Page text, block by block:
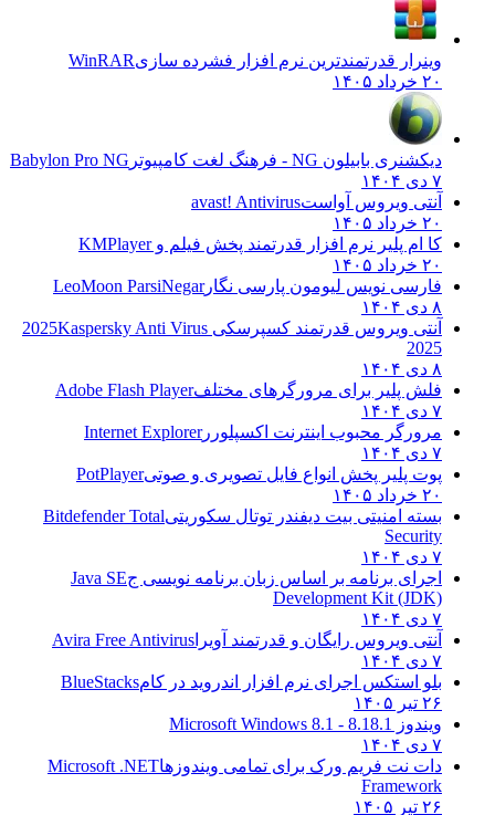
وینرار قدرتمندترین نرم افزار فشرده سازیWinRAR
۲۰ خرداد ۱۴۰۵
دیکشنری بابیلون NG - فرهنگ لغت کامپیوتر
Babylon Pro NG
۷ دی ۱۴۰۴
آنتی ویروس آواستavast! Antivirus
۲۰ خرداد ۱۴۰۵
کا ام پلیر نرم افزار قدرتمند پخش فیلم وKMPlayer
۲۰ خرداد ۱۴۰۵
فارسی نویس لیومون پارسی نگارLeoMoon ParsiNegar
۸ دی ۱۴۰۴
آنتی ویروس قدرتمند کسپرسکی 2025 Kaspersky Anti Virus
2025
۸ دی ۱۴۰۴
فلش پلیر برای مرورگرهای مختلفAdobe Flash Player
۷ دی ۱۴۰۴
مرورگر محبوب اینترنت اکسپلوررInternet Explorer
۷ دی ۱۴۰۴
پوت پلیر پخش انواع فایل تصویری و صوتیPotPlayer
۲۰ خرداد ۱۴۰۵
بسته امنیتی بیت دیفندر توتال سکوریتیBitdefender Total
Security
۷ دی ۱۴۰۴
اجرای برنامه بر اساس زبان برنامه نویسی جJava SE
Development Kit (JDK)
۷ دی ۱۴۰۴
آنتی ویروس رایگان و قدرتمند آویرا Avira Free Antivirus
۷ دی ۱۴۰۴
بلو استکس اجرای نرم افزار اندروید در کامBlueStacks
۲۶ تیر ۱۴۰۵
ویندوز 8.1
8.1 - Microsoft Windows 8.1
۷ دی ۱۴۰۴
دات نت فریم ورک برای تمامی ویندوزهاMicrosoft .NET
Framework
۲۶ تیر ۱۴۰۵